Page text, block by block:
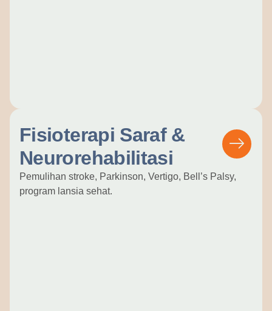
Fisioterapi Saraf &
Neurorehabilitasi
Pemulihan stroke, Parkinson, Vertigo, Bell’s Palsy,
program lansia sehat.